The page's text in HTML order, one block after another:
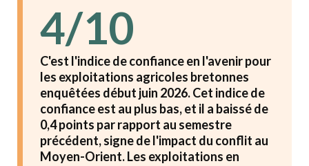
4/10
C'est l'indice de confiance en l'avenir pour
les exploitations agricoles bretonnes
enquêtées début juin 2026. Cet indice de
confiance est au plus bas, et il a baissé de
0,4 points par rapport au semestre
précédent, signe de l'impact du conflit au
Moyen-Orient. Les exploitations en